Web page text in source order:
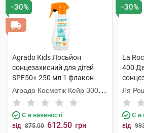
−30%
Agrado Kids Лосьйон
сонцезахисний для дітей
SPF50+ 250 мл 1 флакон
Аградо Косметік Кейр 3000
С.Л.У.
Є в наявності
від 875.00 612.50 грн
−30%
La
400
флакон
Ля
Є в
від